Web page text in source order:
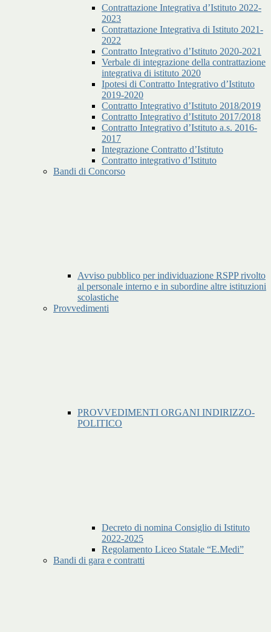
Contrattazione Integrativa d’Istituto 2022-
2023
Contrattazione Integrativa di Istituto 2021-
2022
Contratto Integrativo d’Istituto 2020-2021
Verbale di integrazione della contrattazione
integrativa di istituto 2020
Ipotesi di Contratto Integrativo d’Istituto
2019-2020
Contratto Integrativo d’Istituto 2018/2019
Contratto Integrativo d’Istituto 2017/2018
Contratto Integrativo d’Istituto a.s. 2016-
2017
Integrazione Contratto d’Istituto
Contratto integrativo d’Istituto
Bandi di Concorso
Avviso pubblico per individuazione RSPP rivolto
al personale interno e in subordine altre istituzioni
scolastiche
Provvedimenti
PROVVEDIMENTI ORGANI INDIRIZZO-
POLITICO
Decreto di nomina Consiglio di Istituto
2022-2025
Regolamento Liceo Statale “E.Medi”
Bandi di gara e contratti